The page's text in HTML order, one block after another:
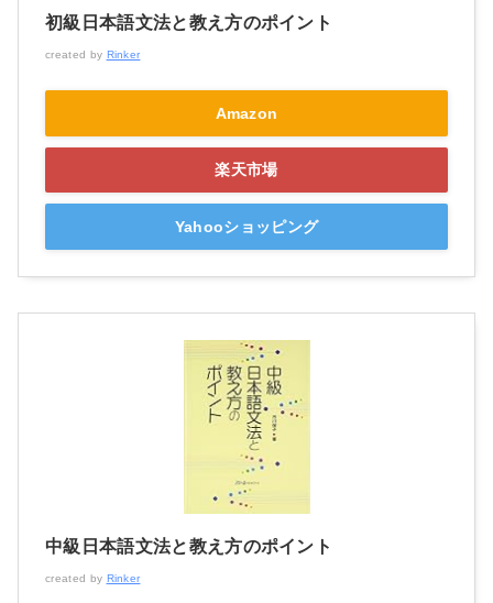
初級日本語文法と教え方のポイント
created by Rinker
Amazon
楽天市場
Yahooショッピング
中級日本語文法と教え方のポイント
created by Rinker